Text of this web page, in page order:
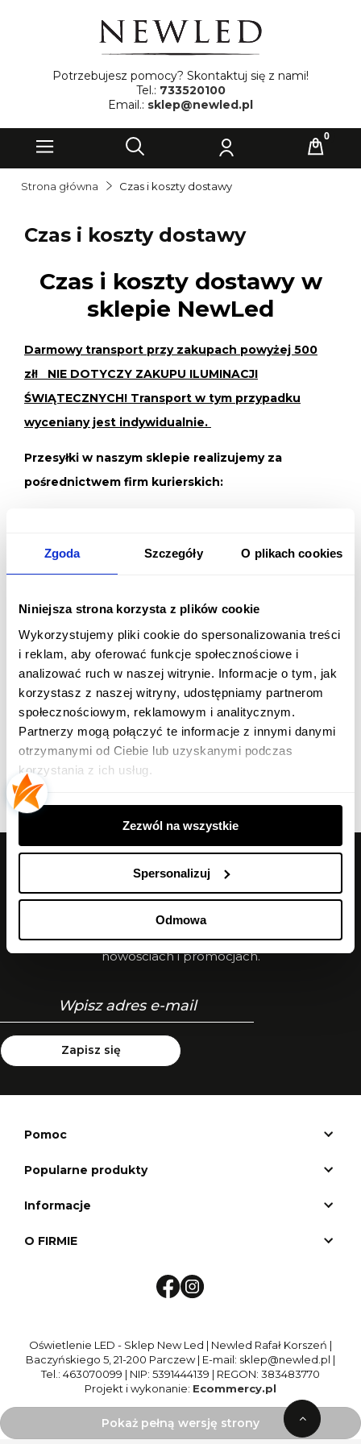
Zgoda Szczegóły O plikach cookies
Niniejsza strona korzysta z plików cookie
Wykorzystujemy pliki cookie do spersonalizowania treści
i reklam, aby oferować funkcje społecznościowe i
analizować ruch w naszej witrynie. Informacje o tym, jak
korzystasz z naszej witryny, udostępniamy partnerom
społecznościowym, reklamowym i analitycznym.
Partnerzy mogą połączyć te informacje z innymi danymi
otrzymanymi od Ciebie lub uzyskanymi podczas
korzystania z ich usług.
Zezwól na wszystkie
Spersonalizuj
Odmowa
Potrzebujesz pomocy? Skontaktuj się z nami!
Tel.: 733520100
Email.: sklep@newled.pl
Strona główna Czas i koszty dostawy
Czas i koszty dostawy
Czas i koszty dostawy w
sklepie NewLed
Darmowy transport przy zakupach powyżej 500
zł! NIE DOTYCZY ZAKUPU ILUMINACJI
ŚWIĄTECZNYCH! Transport w tym przypadku
wyceniany jest indywidualnie.
Przesyłki w naszym sklepie realizujemy za
pośrednictwem firm kurierskich:
Firmy kurierskiej
dni robocze, zazwyczaj na następny dzień roboczy.
Firmy kurierskiej paczkomaty inpost - czas dostawy
maksymalnie 2 dni robocze, zazwyczaj na następny
Ważne:wybierając odbiór osobistyw sklepie należy
upewnić się telefonicznie bądź poprzez email czy dany
produkt jest dostępny.
Zapisz się do
Newslettera!
Podaj swój adres e-mail, jeżeli chcesz
otrzymywać na bierząco informacje o
nowościach i promocjach.
Zapisz się
Pomoc
Popularne produkty
Informacje
O FIRMIE
Oświetlenie LED - Sklep New Led | Newled Rafał Korszeń |
Baczyńskiego 5, 21-200 Parczew | E-mail: sklep@newled.pl |
Tel.: 463070099 | NIP: 5391444139 | REGON: 383483770
Projekt i wykonanie: Ecommercy.pl
Pokaż pełną wersję strony